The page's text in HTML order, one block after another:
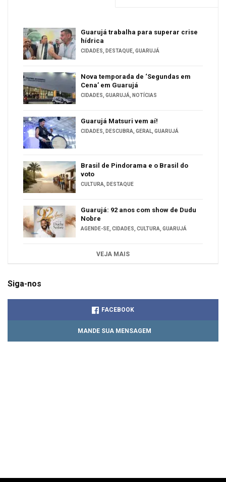
Guarujá trabalha para superar crise
hídrica
CIDADES DESTAQUE GUARUJÁ
Nova temporada de ‘Segundas em
Cena’ em Guarujá
CIDADES GUARUJÁ NOTÍCIAS
Guarujá Matsuri vem aí!
CIDADES DESCUBRA GERAL GUARUJÁ
Brasil de Pindorama e o Brasil do
voto
CULTURA DESTAQUE
Guarujá: 92 anos com show de Dudu
Nobre
AGENDE-SE CIDADES CULTURA GUARUJÁ
VEJA MAIS
Siga-nos
FACEBOOK
MANDE SUA MENSAGEM